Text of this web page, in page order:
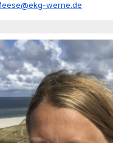
werne.de